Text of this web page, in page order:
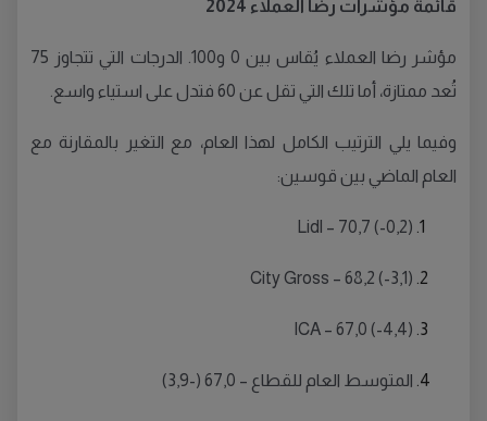
قائمة مؤشرات رضا العملاء 2024
مؤشر رضا العملاء يُقاس بين 0 و100. الدرجات التي تتجاوز 75
تُعد ممتازة، أما تلك التي تقل عن 60 فتدل على استياء واسع.
وفيما يلي الترتيب الكامل لهذا العام، مع التغير بالمقارنة مع
العام الماضي بين قوسين:
Lidl – 70,7 (-0,2)
City Gross – 68,2 (-3,1)
ICA – 67,0 (-4,4)
المتوسط العام للقطاع – 67,0 (-3,9)